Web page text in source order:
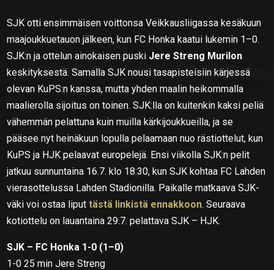
SJK otti ensimmäisen voittonsa Veikkausliigassa kesäkuun
maajoukkuetauon jälkeen, kun FC Honka kaatui lukemin 1–0.
SJK:n ja ottelun ainokaisen puski Jere Streng Murilon
keskityksestä. Samalla SJK nousi tasapisteisiin kärjessä
olevan KuPS:n kanssa, mutta yhden maalin heikommalla
maalierolla sijoitus on toinen. SJK:lla on kuitenkin kaksi peliä
vähemmän pelattuna kuin muilla kärkijoukkueilla, ja se
pääsee nyt heinäkuun lopulla pelaamaan nuo rästiottelut, kun
KuPS ja HJK pelaavat europelejä. Ensi viikolla SJK:n pelit
jatkuu sunnuntaina 16.7. klo 18:30, kun SJK kohtaa FC Lahden
vierasottelussa Lahden Stadionilla. Paikalle matkaava SJK-
väki voi ostaa liputtästä linkistä ennakkoon. Seuraava
kotiottelu on lauantaina 29.7. pelattava SJK – HJK.
SJK – FC Honka 1-0 (1–0)
1-0 25 min Jere Streng